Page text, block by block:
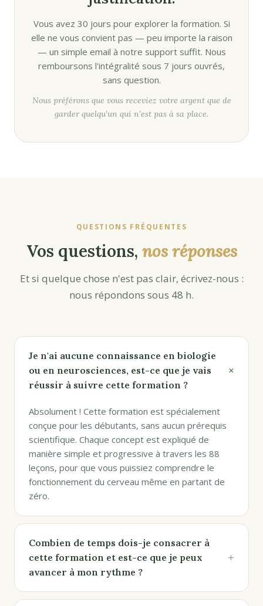
Vous avez 30 jours pour explorer la formation. Si
elle ne vous convient pas — peu importe la raison
— un simple email à notre support suffit. Nous
remboursons l'intégralité sous 7 jours ouvrés,
sans question.
Nous préférons que vous receviez votre argent que de
garder quelqu'un qui n'est pas à sa place.
QUESTIONS FRÉQUENTES
Vos questions, nos réponses
Et si quelque chose n'est pas clair, écrivez-nous :
nous répondons sous 48 h.
Je n'ai aucune connaissance en biologie
ou en neurosciences, est-ce que je vais
réussir à suivre cette formation ?
+
Absolument ! Cette formation est spécialement
conçue pour les débutants, sans aucun prérequis
scientifique. Chaque concept est expliqué de
manière simple et progressive à travers les 88
leçons, pour que vous puissiez comprendre le
fonctionnement du cerveau même en partant de
zéro.
Combien de temps dois-je consacrer à
cette formation et est-ce que je peux
avancer à mon rythme ?
+